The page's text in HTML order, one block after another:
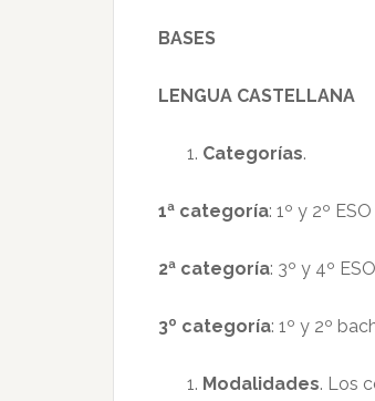
BASES
LENGUA CASTELLANA
Categorías.
1ª categoría: 1º y 2º ESO
2ª categoría: 3º y 4º ESO
3º categoría: 1º y 2º
Modalidades. Los